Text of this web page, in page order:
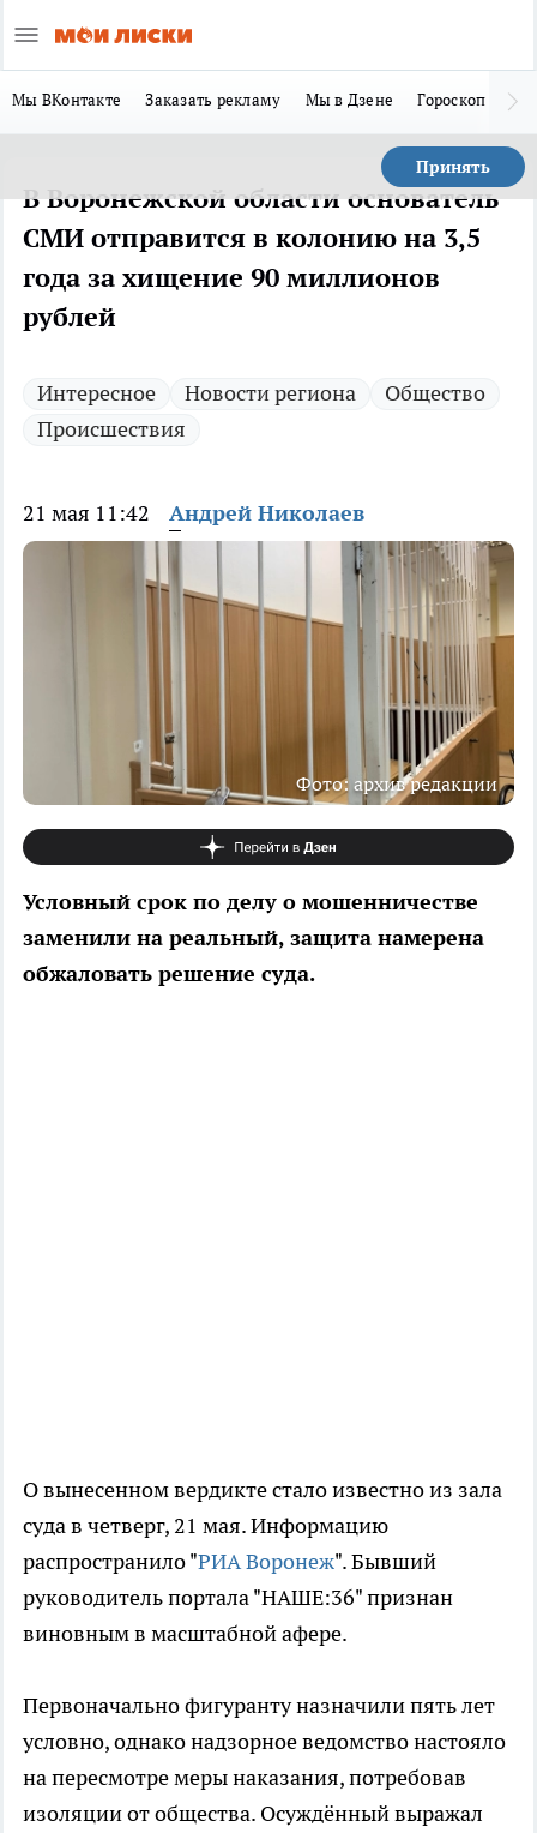
Мы ВКонтакте Заказать рекламу Мы в Дзене Гороскоп
Принять
В Воронежской области основатель
СМИ отправится в колонию на 3,5
года за хищение 90 миллионов
рублей
Интересное Новости региона
Общество
Происшествия
21 мая 11:42 Андрей Николаев
Фото: архив редакции
Условный срок по делу о мошенничестве
заменили на реальный, защита намерена
обжаловать решение суда.
О вынесенном вердикте стало известно из зала
суда в четверг, 21 мая. Информацию
распространило "РИА Воронеж". Бывший
руководитель портала "НАШЕ:36" признан
виновным в масштабной афере.
Первоначально фигуранту назначили пять лет
условно, однако надзорное ведомство настояло
на пересмотре меры наказания, потребовав
изоляции от общества. Осуждённый выражал